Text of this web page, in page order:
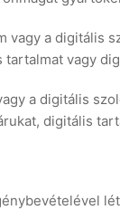
a digitális
vagy
a digitális
digitális